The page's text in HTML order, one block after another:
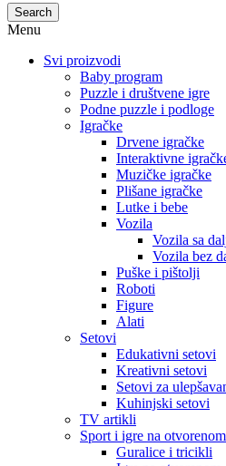
Search
Menu
Svi proizvodi
Baby program
Puzzle i društvene igre
Podne puzzle i podloge
Igračke
Drvene igračke
Interaktivne
Muzičke igračke
Plišane igračke
Lutke i bebe
Vozila
Vozila sa
Vozila bez
Puške i pištolji
Roboti
Figure
Alati
Setovi
Edukativni setovi
Kreativni setovi
Setovi za
Kuhinjski setovi
TV artikli
Sport i igre na otvorenom
Guralice i tricikli